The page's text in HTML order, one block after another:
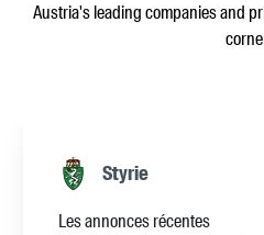
Austria's leading companies and
Styrie
Les annonces récentes